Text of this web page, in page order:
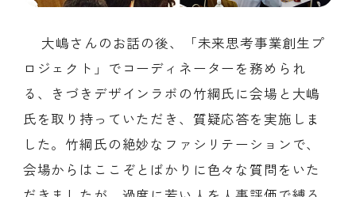
大嶋さんのお話の後、「未来思考事業創生プ
ロジェクト」でコーディネーターを務められ
る、きづきデザインラボの竹綱氏に会場と大嶋
氏を取り持っていただき、質疑応答を実施しま
した。竹綱氏の絶妙なファシリテーションで、
会場からはここぞとばかりに色々な質問をいた